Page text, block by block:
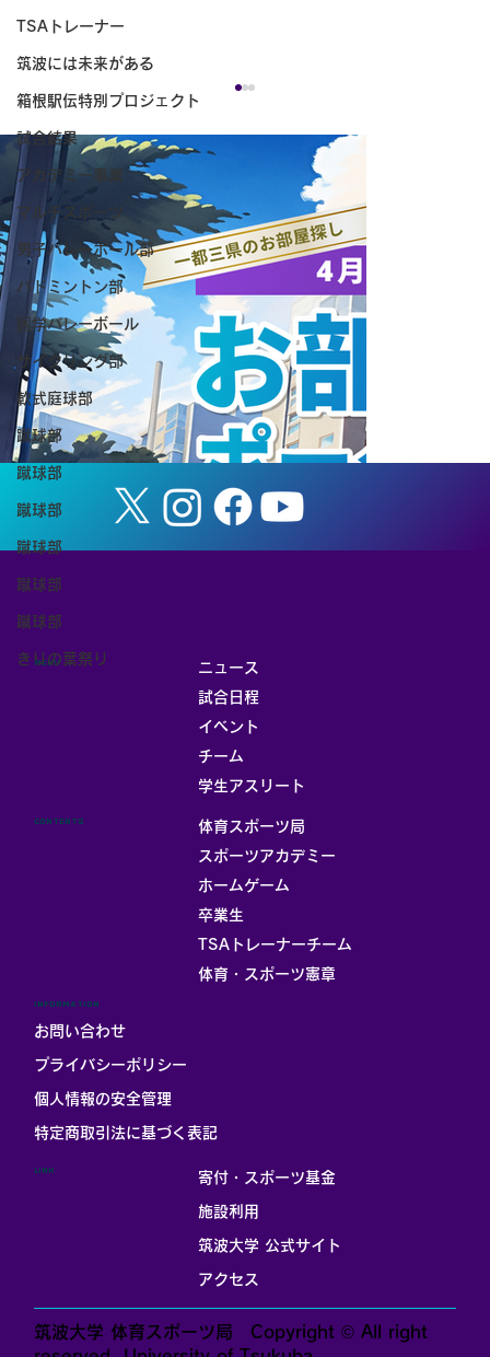
TSAトレーナー
筑波には未来がある
箱根駅伝特別プロジェクト
試合結果
アカデミー事業
マルチスポーツ
男子バレーボール部
バドミントン部
医学バレーボール
サイクリング部
軟式庭球部
蹴球部
蹴球部
蹴球部
蹴球部
蹴球部
蹴球部
きりの葉祭り
【ノーザンマリマナスオープン2026 最
終結果】
ニュース
試合日程
イベント
チーム
学生アスリート
MENU
体育スポーツ局
スポーツアカデミー
ホームゲーム
卒業生
TSAトレーナーチーム
体育・スポーツ憲章
CONTENTS
寄付・スポーツ基金
施設利用
筑波大学 公式サイト
アクセス
LINK
INFORMATION
お問い合わせ
プライバシーポリシー
個人情報の安全管理
​特定商取引法に基づく表記
筑波大学 体育スポーツ局 Copyright © All right